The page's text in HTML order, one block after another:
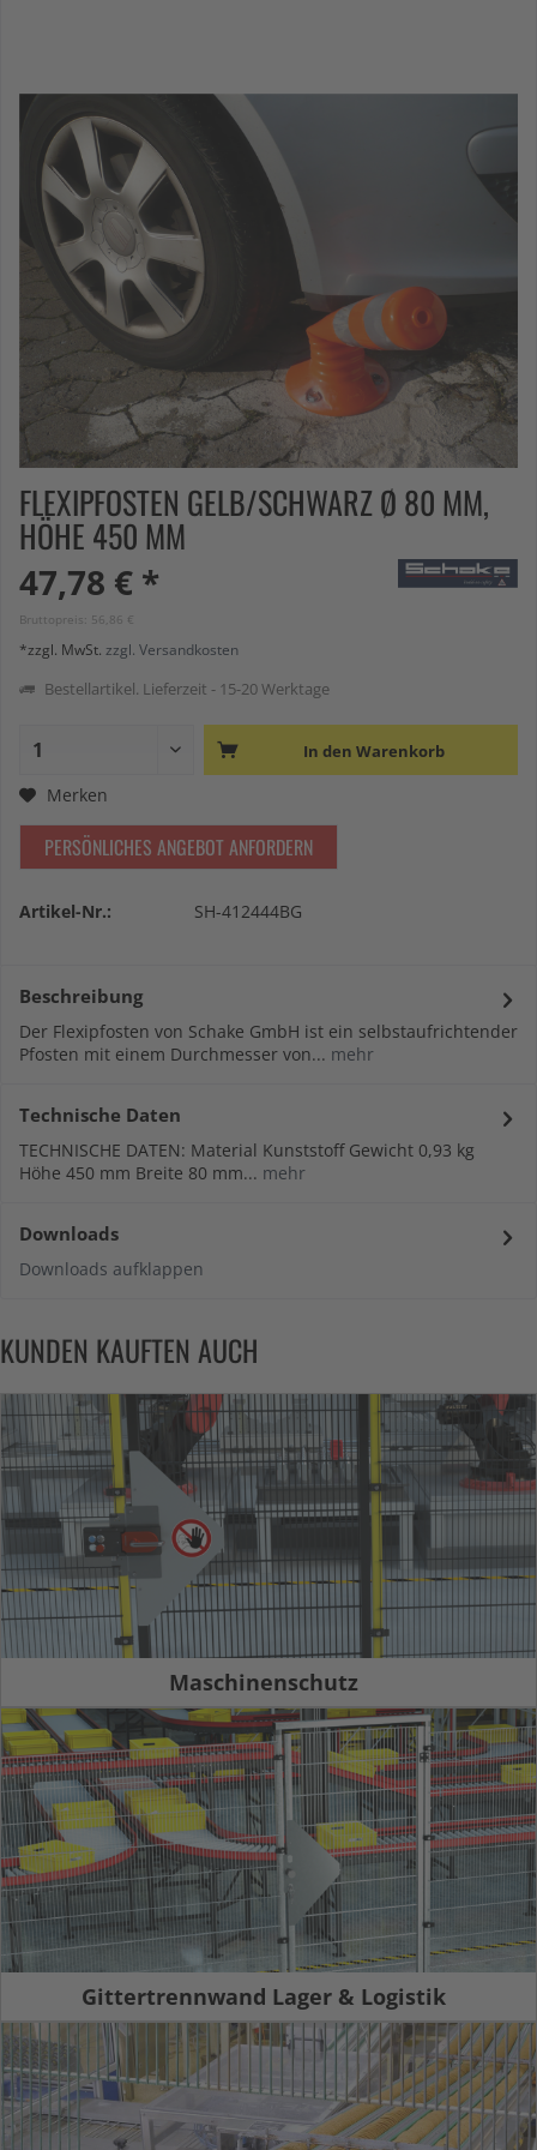
FLEXIPFOSTEN GELB/SCHWARZ Ø 80 MM,
HÖHE 450 MM
47,78 € *
Bruttopreis: 56,86 €
*zzgl. MwSt. zzgl. Versandkosten
Bestellartikel. Lieferzeit - 15-20 Werktage
In den Warenkorb
Merken
PERSÖNLICHES ANGEBOT ANFORDERN
Artikel-Nr.: SH-412444BG
Beschreibung
Der Flexipfosten von Schake GmbH ist ein selbstaufrichtender
Pfosten mit einem Durchmesser von... mehr
Technische Daten
TECHNISCHE DATEN: Material Kunststoff Gewicht 0,93 kg
Höhe 450 mm Breite 80 mm... mehr
Downloads
Downloads aufklappen
KUNDEN KAUFTEN AUCH
Maschinenschutz
Gittertrennwand Lager & Logistik